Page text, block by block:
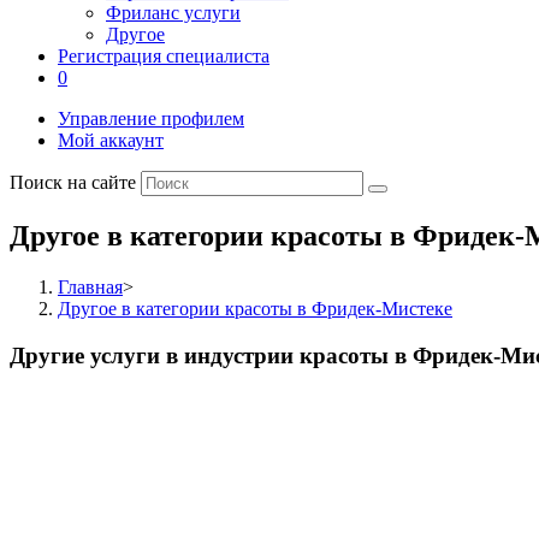
Фриланс услуги
Другое
Регистрация специалиста
0
Управление профилем
Мой аккаунт
Поиск на сайте
Другое в категории красоты в Фридек-
Главная>
Другое в категории красоты в Фридек-Мистеке
Другие услуги в индустрии красоты в Фридек-